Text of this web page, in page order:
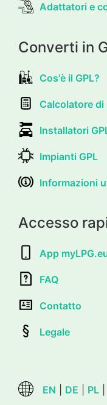
Adattatori e
Converti in
Cos'è il GPL?
Calcolatore di
Installatori
Impianti GPL
Informazioni
Accesso
App
FAQ
Contatto
Legale
EN DE PL